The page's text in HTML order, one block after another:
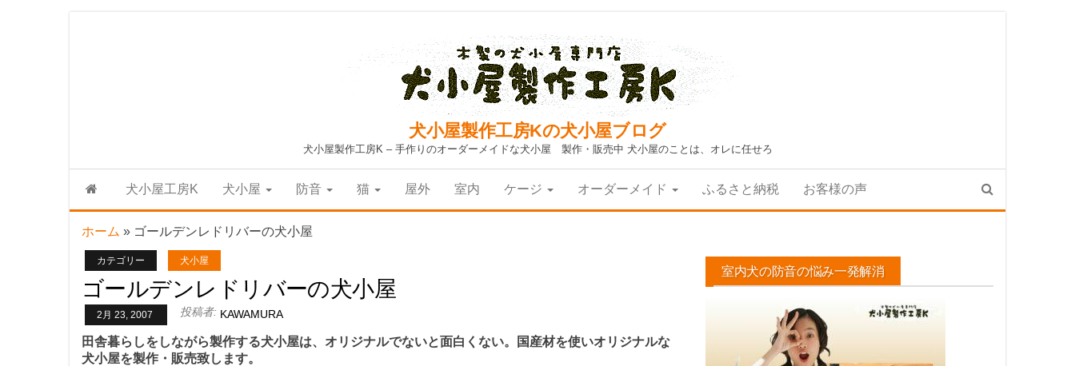
犬小屋製作工房Kの犬小屋ブログ
犬小屋製作工房K – 手作りのオーダーメイドな犬小屋 製作・販売中 犬小屋のことは、オレに任せろ
犬小屋工房K 犬小屋 防音 猫 屋外 室内 ケージ オーダーメイド ふるさと納税 お客様の声
ホーム » ゴールデンレドリバーの犬小屋
カテゴリー 犬小屋
ゴールデンレドリバーの犬小屋
2月 23, 2007 投稿者: KAWAMURA
田舎暮らしをしながら製作する犬小屋は、オリジナルでないと面白くない。国産材を使いオリジナルな
犬小屋を製作・販売致します。
室内犬の防音の悩み一発解消